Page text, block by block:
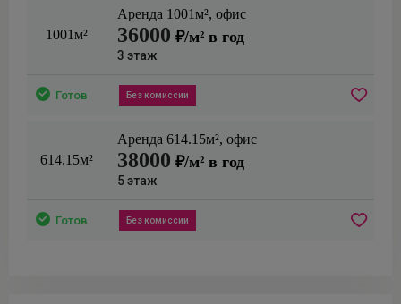
1001м²
Аренда 1001м², офис
36000 ₽/м² в год
3 этаж
Готов Без комиссии
614.15м²
Аренда 614.15м², офис
38000 ₽/м² в год
5этаж
Готов Без комиссии